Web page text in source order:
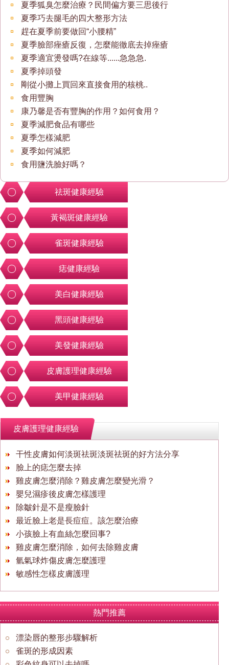
夏季狐臭怎麼治療？民間偏方要三思後行
夏季巧去腿毛的四大整形方法
趕在夏季前要做回“小腰精”
夏季臉部痤瘡反復，怎麼能徹底去掉痤瘡
夏季適宜燙發嗎?在線等......急急急.
夏季掉頭發
剛從小攤上買回來直接食用的核桃..
食用豐胸
康乃馨是否有豐胸的作用？如何食用？
夏季減肥食品有哪些
夏季怎樣減肥
夏季如何減肥
食用鹽洗臉好嗎？
祛斑健康經驗
黃褐斑健康經驗
雀斑健康經驗
痣健康經驗
美白健康經驗
黑頭健康經驗
美發健康經驗
皮膚護理健康經驗
美甲健康經驗
皮膚護理健康經驗
干性皮膚如何淡斑祛斑淡斑祛斑的好方法分享
臉上的痣怎麼去掉
雞皮膚怎麼消除？雞皮膚怎麼變光滑？
嬰兒濕疹後皮膚怎樣護理
除皺針是不是瘦臉針
最近臉上老是長痘痘。該怎麼治療
小孩臉上有血絲怎麼回事?
雞皮膚怎麼消除，如何去除雞皮膚
氫氣球炸傷皮膚怎麼護理
敏感性怎樣皮膚護理
熱門推薦
漂染唇的整形步驟解析
雀斑的形成因素